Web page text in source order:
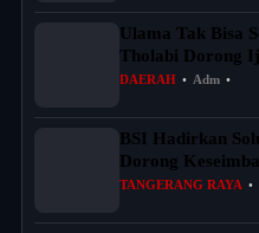
Ulama Tak Bisa
Tholabi Dorong
DAERAH • Adm •
BSI Hadirkan
Dorong
TANGERANG RAYA •